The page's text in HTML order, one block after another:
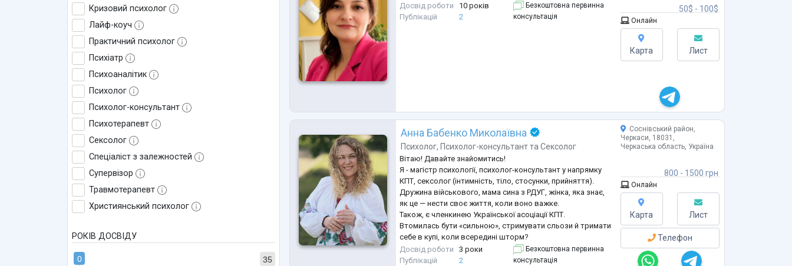
Кризовий психолог
Лайф-коуч
Практичний психолог
Психіатр
Психоаналітик
Психолог
Психолог-консультант
Психотерапевт
Сексолог
Спеціаліст з залежностей
Супервізор
Травмотерапевт
Християнський психолог
РОКІВ ДОСВІДУ
35
0
Досвід роботи
10 років
Публікацій
2
Безкоштовна первинна
консультація
50$ - 100$
Онлайн
Карта Лист
Анна Бабенко Миколаївна
Психолог, Психолог-консультанттаСексолог
Вітаю! Давайте знайомитись!
Я - магістр психології, психолог-консультант у напрямку
КПТ, сексолог (інтимність, тіло, стосунки, прийняття).
Дружина військового, мама сина з РДУГ, жінка, яка знає,
як це — нести своє життя, коли воно важке.
Також, є членкинею Української асоціації КПТ.
Втомилась бути «сильною», стримувати сльози й тримати
себе в купі, коли всередині шторм?
Тобі не потрібно ще одне “треба триматися”.
Тобі потрібен простір, де можна дихати. Бути
Досвід роботи
3 роки
Публікацій
2
Безкоштовна первинна
консультація
800 - 1500 грн
Соснівський район,
Черкаси, 18031,
Черкаська область, Україна
Онлайн
Карта Лист
Телефон